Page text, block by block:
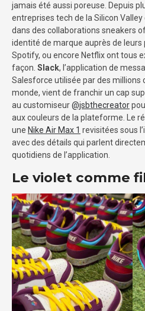
jamais été aussi poreuse. Depuis
entreprises tech de la Silicon
dans des collaborations sneakers
identité de marque auprès de leurs
Spotify, ou encore Netflix ont tous
façon. Slack, l’application de
Salesforce utilisée par des millions
monde, vient de franchir un cap
au customiseur@jsbthecreator
aux couleurs de la plateforme. Le
une Nike Air Max 1 revisitées sous
avec des détails qui parlent
quotidiens de l’application.
Le violet comme